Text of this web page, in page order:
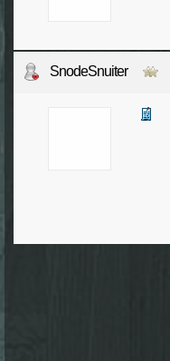
SnodeSnuiter